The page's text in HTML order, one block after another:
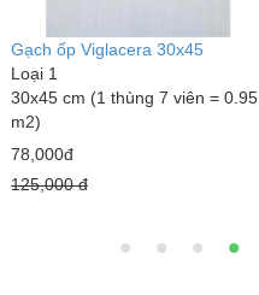
Gạch ốp Viglacera 30x45
Loại 1
30x45 cm (1 thùng 7 viên = 0.95
m2)
78,000đ
125,000 đ